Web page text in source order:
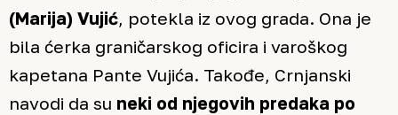
(Marija) Vujić, potekla iz ovog grada. Ona je
bila ćerka graničarskog oficira i varoškog
kapetana Pante Vujića. Takođe, Crnjanski
navodi da su neki od njegovih predaka po